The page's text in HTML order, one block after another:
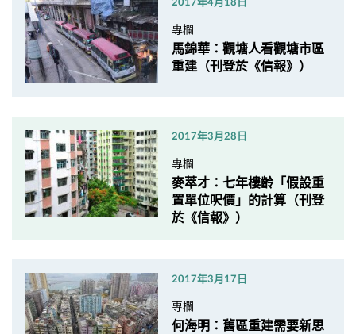
2017年4月18日
專欄
馬錦華：觀塘人看觀塘市區
重建（刊登於《信報》）
2017年3月28日
專欄
麥萃才：七年樓齡「假設重
置單位呎價」的計算（刊登
於《信報》）
2017年3月17日
專欄
何海明：舊區重建需要新思